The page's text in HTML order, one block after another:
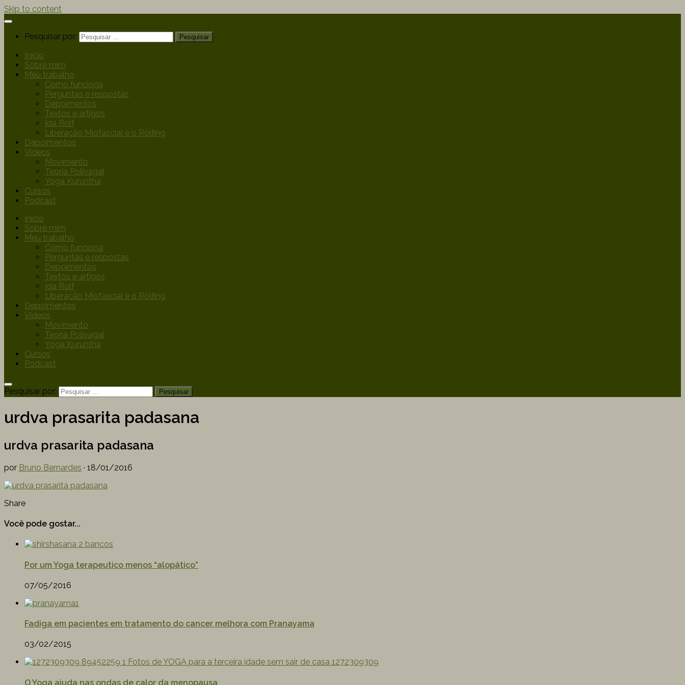
Skip to content
Pesquisar por:
Início
Sobre mim
Meu trabalho
Como funciona
Perguntas e respostas
Depoimentos
Textos e artigos
Ida Rolf
Liberação Miofascial e o Rolfing
Depoimentos
Videos
Movimento
Teoria Polivagal
Yoga Kuruntha
Cursos
Podcast
Início
Sobre mim
Meu trabalho
Como funciona
Perguntas e respostas
Depoimentos
Textos e artigos
Ida Rolf
Liberação Miofascial e o Rolfing
Depoimentos
Videos
Movimento
Teoria Polivagal
Yoga Kuruntha
Cursos
Podcast
Pesquisar por:
urdva prasarita padasana
urdva prasarita padasana
por Bruno Bernardes · 18/01/2016
Share
Você pode gostar...
Por um Yoga terapeutico menos “alopático”
07/05/2016
Fadiga em pacientes em tratamento do cancer melhora com Pranayama
03/02/2015
O Yoga ajuda nas ondas de calor da menopausa